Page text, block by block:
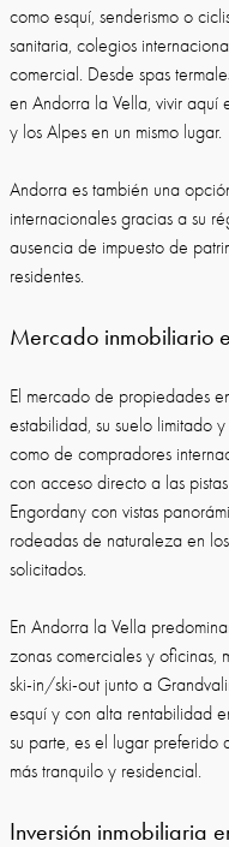
como esquí, senderismo o
sanitaria, colegios
comercial. Desde spas
en Andorra la Vella, vivir aquí
y los Alpes en un mismo lugar.
Andorra es también una
internacionales gracias a su
ausencia de impuesto de
residentes.
Mercado inmobiliario
El mercado de propiedades
estabilidad, su suelo limitado
como de compradores
con acceso directo a las
Engordany con vistas
rodeadas de naturaleza en
solicitados.
En Andorra la Vella
zonas comerciales y oficinas,
ski-in/ski-out junto a
esquí y con alta rentabilidad
su parte, es el lugar preferido
más tranquilo y residencial.
Inversión inmobiliaria